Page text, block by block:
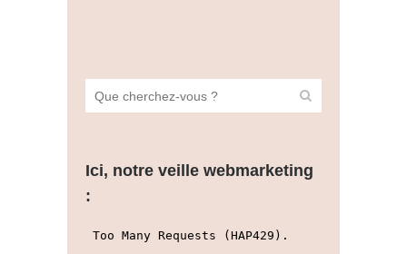
Ici, notre veille webmarketing
: